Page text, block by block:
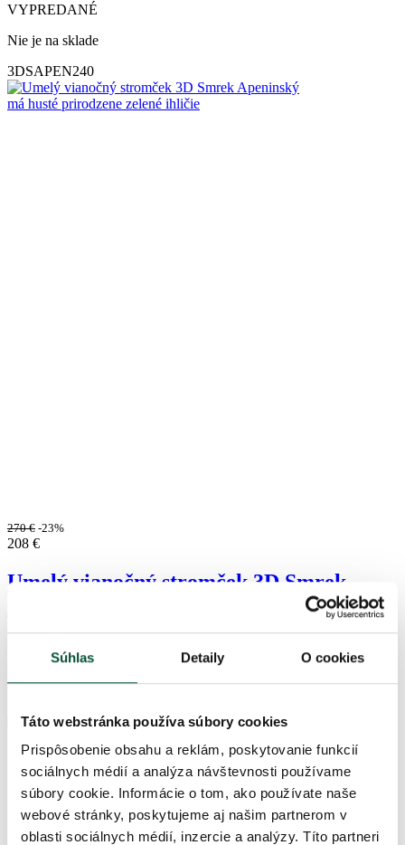
Súhlas Detaily O cookies
Táto webstránka používa súbory cookies
Prispôsobenie obsahu a reklám, poskytovanie funkcií
sociálnych médií a analýza návštevnosti používame
súbory cookie. Informácie o tom, ako používate naše
webové stránky, poskytujeme aj našim partnerom v
oblasti sociálnych médií, inzercie a analýzy. Títo partneri
VYPREDANÉ
Nie je na sklade
3DSAPEN240
270€ -23%
208 €
Umelý vianočný stromček 3D Smrek